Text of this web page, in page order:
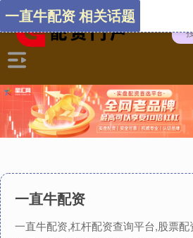
一直牛配资
一直牛配资,杠杆配资查询平台,股票
一直牛配资 相关话题